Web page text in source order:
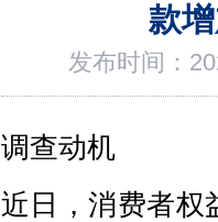
款
发布时间：
调查动机
近日，消费者权